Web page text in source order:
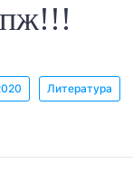
пж!!!
Литература